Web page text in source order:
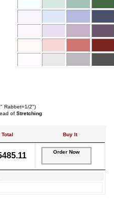
Rabbet=1/2")
of Stretching
Total Buy It
Order Now